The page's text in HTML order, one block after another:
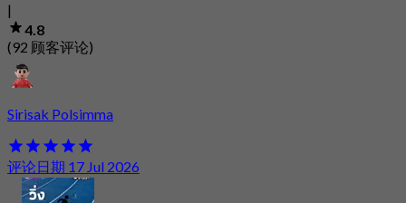
|
4.8
(92 顾客评论)
Sirisak Polsimma
评论日期 17 Jul 2026